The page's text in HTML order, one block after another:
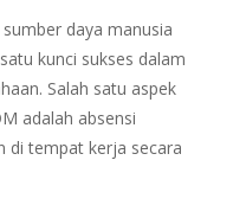
daya manusia
kunci sukses dalam
Salah satu aspek
adalah absensi
di tempat kerja secara